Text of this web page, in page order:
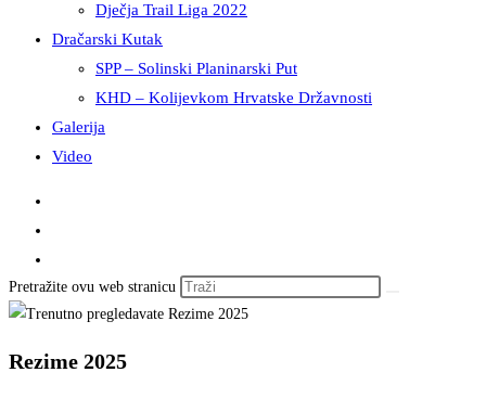
Dječja Trail Liga 2022
Dračarski Kutak
SPP – Solinski Planinarski Put
KHD – Kolijevkom Hrvatske Državnosti
Galerija
Video
Pretražite ovu web stranicu
Rezime 2025